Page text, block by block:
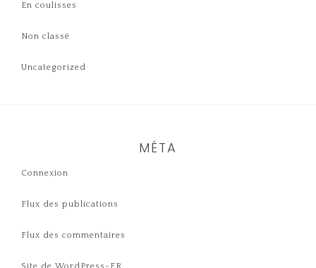
En coulisses
Non classé
Uncategorized
MÉTA
Connexion
Flux des publications
Flux des commentaires